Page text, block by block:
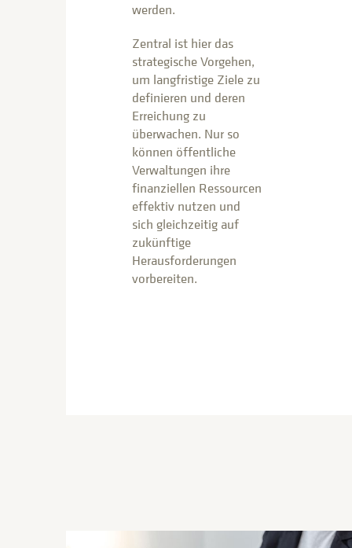
werden.
Zentral ist hier das
strategische Vorgehen,
um langfristige Ziele zu
definieren und deren
Erreichung zu
überwachen. Nur so
können öffentliche
Verwaltungen ihre
finanziellen Ressourcen
effektiv nutzen und
sich gleichzeitig auf
zukünftige
Herausforderungen
vorbereiten.